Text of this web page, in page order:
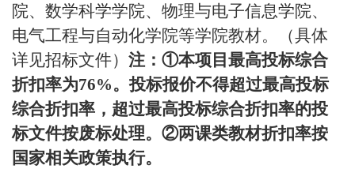
院、数学科学学院、物理与电子信息学院、
电气工程与自动化学院等学院教材。（具体
详见招标文件） 注：①本项目最高投标综合
折扣率为76%。投标报价不得超过最高投标
综合折扣率，超过最高投标综合折扣率的投
标文件按废标处理。②两课类教材折扣率按
国家相关政策执行。